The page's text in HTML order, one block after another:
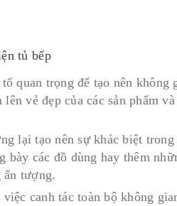
tủ bếp
quan trọng để tạo nên không
vẻ đẹp của các sản phẩm
lại tạo nên sự khác biệt
bày các đồ dùng hay thêm
tượng.
canh tác toàn bộ không